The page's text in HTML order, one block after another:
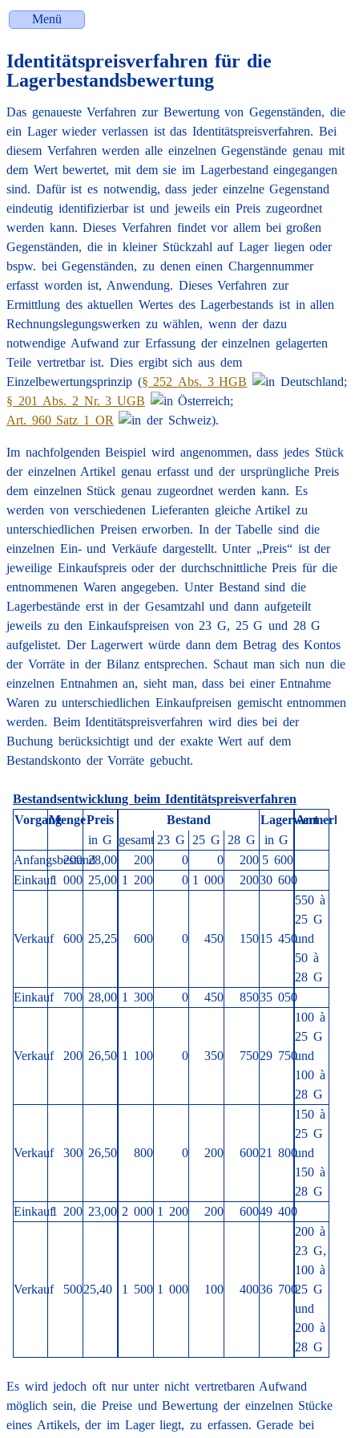
Menü
Identitätspreis­verfahren für die
Lagerbestands­bewertung
Das genaueste Verfahren zur Bewertung von Gegenständen, die
ein Lager wieder verlassen ist das Identitäts­preis­verfahren. Bei
diesem Verfahren werden alle einzelnen Gegenstände genau mit
dem Wert bewertet, mit dem sie im Lagerbestand eingegangen
sind. Dafür ist es notwendig, dass jeder einzelne Gegenstand
eindeutig identifizierbar ist und jeweils ein Preis zugeordnet
werden kann. Dieses Verfahren findet vor allem bei großen
Gegenständen, die in kleiner Stückzahl auf Lager liegen oder
bspw. bei Gegenständen, zu denen einen Chargennummer
erfasst worden ist, Anwendung. Dieses Verfahren zur
Ermittlung des aktuellen Wertes des Lagerbestands ist in allen
Rechnungslegungswerken zu wählen, wenn der dazu
notwendige Aufwand zur Erfassung der einzelnen gelagerten
Teile vertretbar ist. Dies ergibt sich aus dem
Einzelbewertungsprinzip (§ 252 Abs. 3 HGB
;
§ 201 Abs. 2 Nr. 3 UGB
;
Art. 960 Satz 1 OR
).
Im nachfolgenden Beispiel wird angenommen, dass jedes Stück
der einzelnen Artikel genau erfasst und der ursprüngliche Preis
dem einzelnen Stück genau zugeordnet werden kann. Es
werden von verschiedenen Lieferanten gleiche Artikel zu
unterschiedlichen Preisen erworben. In der Tabelle sind die
einzelnen Ein- und Verkäufe dargestellt. Unter „Preis“ ist der
jeweilige Einkaufspreis oder der durchschnittliche Preis für die
entnommenen Waren angegeben. Unter Bestand sind die
Lagerbestände erst in der Gesamtzahl und dann aufgeteilt
jeweils zu den Einkaufspreisen von 23 G, 25 G und 28 G
aufgelistet. Der Lagerwert würde dann dem Betrag des Kontos
der Vorräte in der Bilanz entsprechen. Schaut man sich nun die
einzelnen Entnahmen an, sieht man, dass bei einer Entnahme
Waren zu unterschiedlichen Einkaufpreisen gemischt entnommen
werden. Beim Identitäts­preis­verfahren wird dies bei der
Buchung berücksichtigt und der exakte Wert auf dem
Bestandskonto der Vorräte gebucht.
Bestandsentwicklung beim Identitätspreisverfahren
VorgangMengePreis Bestand Lagerwert
in G gesamt 23 G 25 G 28 G
in G
Anfangsbestand
200 28,00 200 0 0 200 5 600
Einkauf1 000 25,00 1 200 0 1 000 20030 600
Verkauf 600 25,25 600 0 450 15015 450
550 à
25 G
und
50 à
28 G
Einkauf
700 28,00 1 300 0 450 85035 050
Verkauf 200 26,50 1 100 0 350 75029 750
100 à
25 G
und
100 à
28 G
Verkauf 300 26,50 800 0 200 60021 800
150 à
25 G
und
150 à
28 G
Einkauf1 200 23,00 2 000 1 200 200 60049 400
Verkauf 50025,40 1 500 1 000 100 40036 700
200 à
23 G,
100 à
25 G
und
200 à
28 G
Es wird jedoch oft nur unter nicht vertretbaren Aufwand
möglich sein, die Preise und Bewertung der einzelnen Stücke
eines Artikels, der im Lager liegt, zu erfassen. Gerade bei